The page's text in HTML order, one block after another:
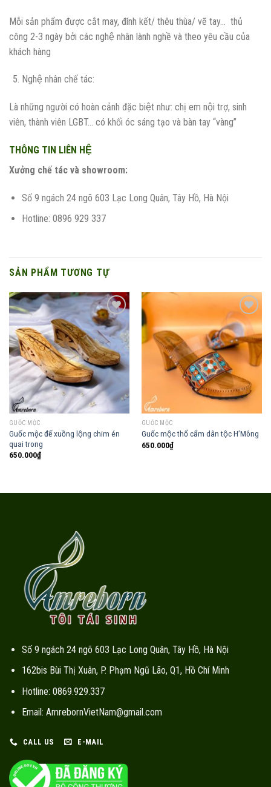
Mỗi sản phẩm được cắt may, đính kết/ thêu thùa/ vẽ tay… thủ
công 2-3 ngày bởi các nghệ nhân lành nghề và theo yêu cầu của
khách hàng
Nghệ nhân chế tác:
Là những người có hoàn cảnh đặc biệt như: chị em nội trợ, sinh
viên, thành viên LGBT… có khối óc sáng tạo và bàn tay “vàng”
THÔNG TIN LIÊN HỆ
Xưởng chế tác và showroom:
Số 9 ngách 24 ngõ 603 Lạc Long Quân, Tây Hồ, Hà Nội
Hotline: 0896 929 337
SẢN PHẨM TƯƠNG TỰ
Add to
wishlist
GUỐC MỘC
Guốc mộc đế xuồng lộng chim én
quai trong
650.000₫
Add to
wishlist
GUỐC MỘC
Guốc mộc thổ cẩm dân tộc H’Mông
650.000₫
Số 9 ngách 24 ngõ 603 Lạc Long Quân, Tây Hồ, Hà Nội
162bis Bùi Thị Xuân, P. Phạm Ngũ Lão, Q1, Hồ Chí Minh
Hotline: 0869.929.337
Email: AmrebornVietNam@gmail.com
CALL US E-MAIL